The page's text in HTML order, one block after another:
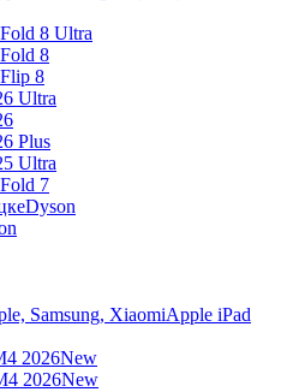
8 Ultra
8
8
Ultra
Plus
Ultra
7
Dyson
Apple iPad
2026New
2026New